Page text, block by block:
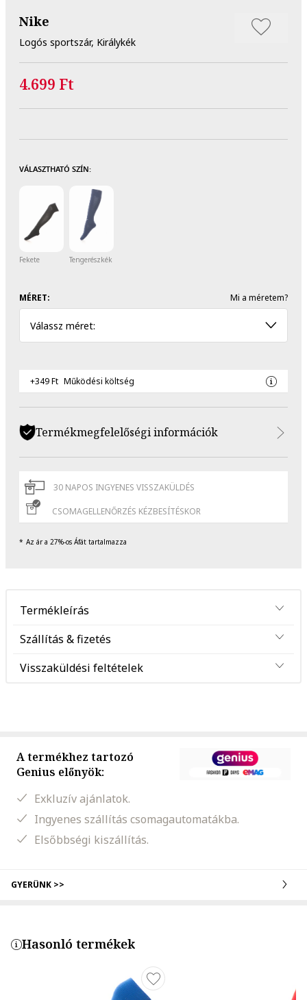
Nike
Logós sportszár, Királykék
4.699 Ft
VÁLASZTHATÓ SZÍN:
Fekete Tengerészkék
MÉRET: Mi a méretem?
Válassz méret:
+349 Ft Működési költség
Termékmegfelelőségi információk
30 NAPOS INGYENES VISSZAKÜLDÉS
CSOMAGELLENŐRZÉS KÉZBESÍTÉSKOR
Az ár a 27%-os Áfát tartalmazza
Termékleírás
Szállítás & fizetés
Visszaküldési feltételek
A termékhez tartozó
Genius előnyök:
Exkluzív ajánlatok.
Ingyenes szállítás csomagautomatákba.
Elsőbbségi kiszállítás.
GYERÜNK >>
Hasonló termékek